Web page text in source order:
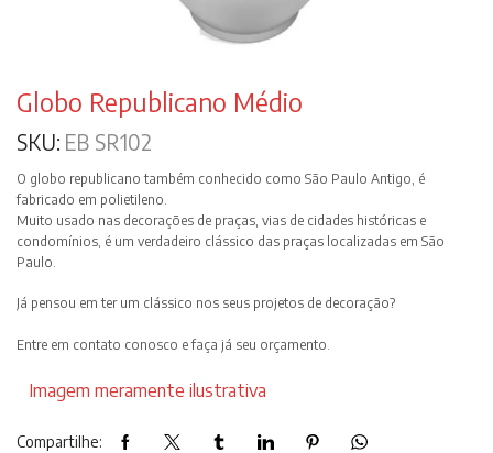
Globo Republicano Médio
SKU: EB SR102
O globo republicano também conhecido como São Paulo Antigo, é
fabricado em polietileno.
Muito usado nas decorações de praças, vias de cidades históricas e
condomínios, é um verdadeiro clássico das praças localizadas em São
Paulo.
Já pensou em ter um clássico nos seus projetos de decoração?
Entre em contato conosco e faça já seu orçamento.
Imagem meramente ilustrativa
Compartilhe: